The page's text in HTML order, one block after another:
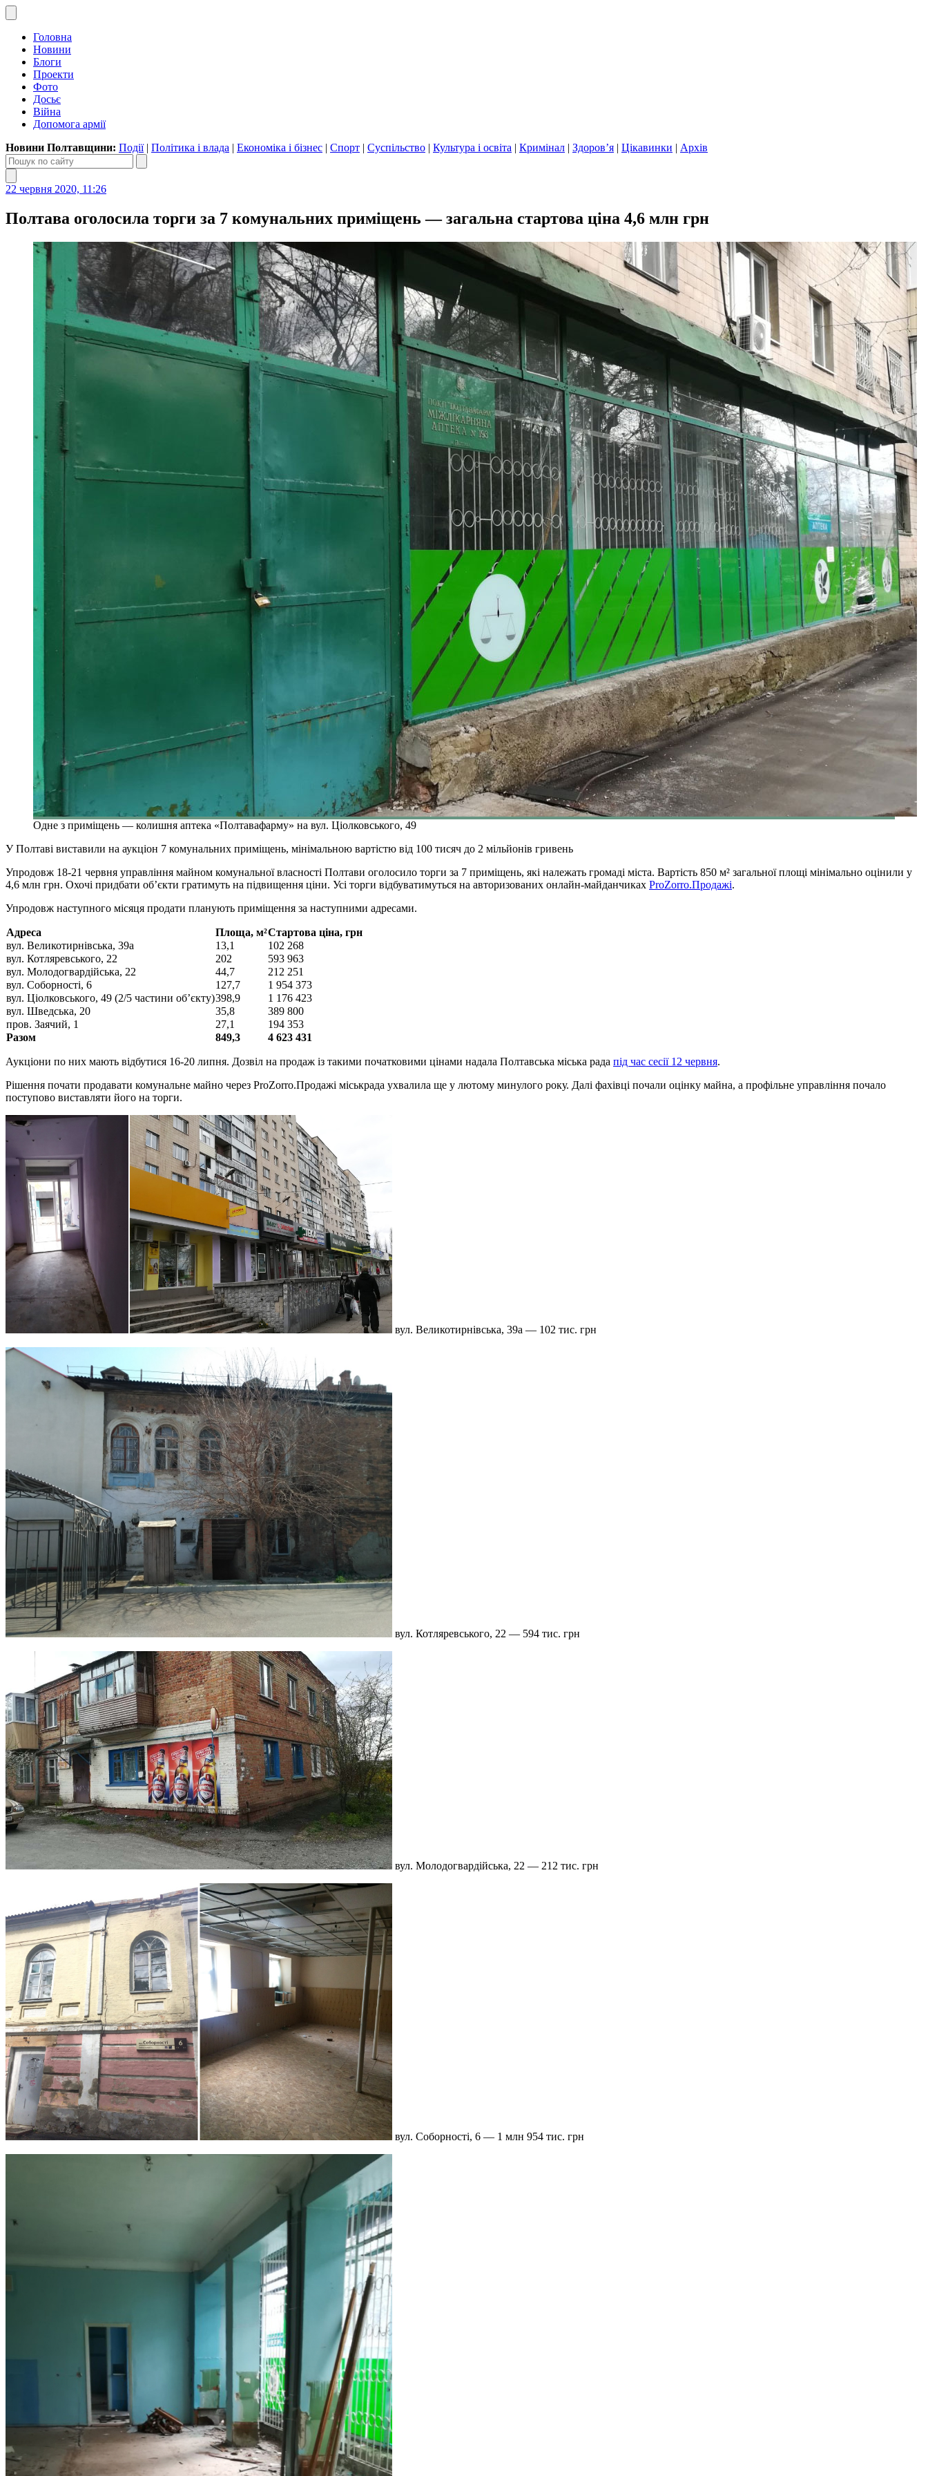
Головна
Новини
Блоги
Проекти
Фото
Досьє
Війна
Допомога армії
Новини Полтавщини: Події| Політика і влада | Економіка і бізнес | Спорт | Суспільство | Культура і освіта | Кримінал | Здоров’я | Цікавинки | Архів
22 червня 2020, 11:26
Полтава оголосила торги за 7 комунальних приміщень — загальна стартова ціна 4,6 млн грн
Одне з приміщень — колишня аптека «Полтавафарму» на вул. Ціолковського, 49
У Полтаві виставили на аукціон 7 комунальних приміщень, мінімальною вартістю від 100 тисяч до 2 мільйонів гривень
Упродовж 18-21 червня управління майном комунальної власності Полтави оголосило торги за 7 приміщень, які належать громаді міста. Вартість 850 м² загальної площі мінімально оцінили у
4,6 млн грн. Охочі придбати об’єкти гратимуть на підвищення ціни. Усі торги відбуватимуться на авторизованих онлайн-майданчиках ProZorro.Продажі.
Упродовж наступного місяця продати планують приміщення за наступними адресами.
Адреса Площа, м²Стартова ціна, грн
вул. Великотирнівська, 39а
13,1
102 268
вул. Котляревського, 22
202
593 963
вул. Молодогвардійська, 22
44,7
212 251
вул. Соборності, 6
127,7
1 954 373
вул. Ціолковського, 49 (2/5 частини об’єкту)398,9
1 176 423
вул. Шведська, 20
35,8
389 800
пров. Заячий, 1
27,1
194 353
Разом
849,3 4 623 431
Аукціони по них мають відбутися 16-20 липня. Дозвіл на продаж із такими початковими цінами надала Полтавська міська рада під час сесії 12 червня.
Рішення почати продавати комунальне майно через ProZorro.Продажі міськрада ухвалила ще у лютому минулого року. Далі фахівці почали оцінку майна, а профільне управління почало
поступово виставляти його на торги.
вул. Великотирнівська, 39а — 102 тис. грн
вул. Котляревського, 22 — 594 тис. грн
вул. Молодогвардійська, 22 — 212 тис. грн
вул. Соборності, 6 — 1 млн 954 тис. грн